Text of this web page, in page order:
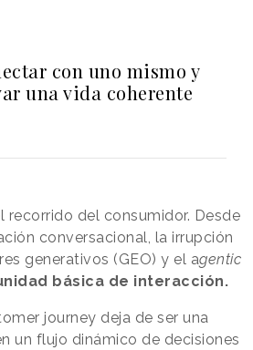
con uno mismo y
una vida coherente
recorrido del consumidor. Desde
conversacional, la irrupción
generativos (GEO) y el agentic
básica de interacción.
journey deja de ser una
un flujo dinámico de decisiones